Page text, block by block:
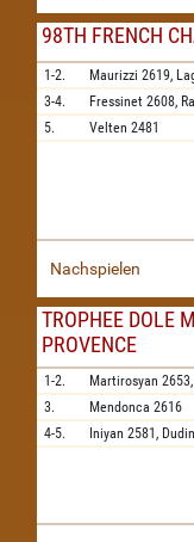
98TH FRENCH
1-2. Maurizzi 2619,
3-4.
Fressinet 2608,
5.
Velten 2481
Nachspielen
TROPHEE DOLE
PROVENCE
1-2. Martirosyan 2653,
3.
Mendonca 2616
4-5.
Iniyan 2581, Dudin